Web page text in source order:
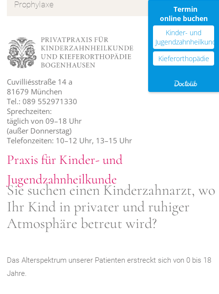
Prophylaxe
Cuvilliésstraße 14 a
81679 München
Tel.: 089 552971330
Sprechzeiten:
täglich von 09–18 Uhr
(außer Donnerstag)
Telefonzeiten: 10–12 Uhr, 13–15 Uhr
Praxis für Kinder- und
Jugendzahnheilkunde
Sie suchen einen Kinderzahnarzt, wo
Ihr Kind in privater und ruhiger
Atmosphäre betreut wird?
Das Alterspektrum unserer Patienten erstreckt sich von 0 bis 18
Jahre.
Termin
online buchen
Kinder- und
Kieferorthopädie